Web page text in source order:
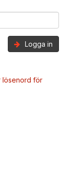
Logga in
lösenord för